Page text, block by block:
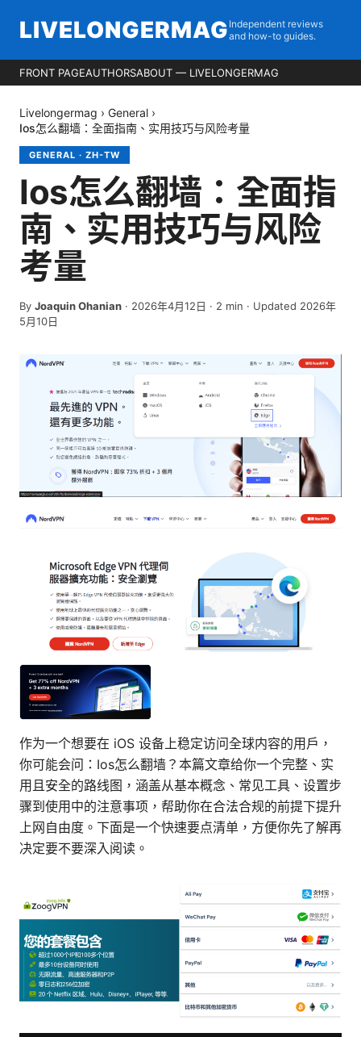
LIVELONGERMAG Independent reviews
and how-to guides.
FRONT PAGEAUTHORSABOUT — LIVELONGERMAG
Livelongermag › General ›
Ios怎么翻墙：全面指南、实用技巧与风险考量
GENERAL · ZH-TW
Ios怎么翻墙：全面指
南、实用技巧与风险
考量
By Joaquin Ohanian · 2026年4月12日 · 2 min · Updated 2026年
5月10日
作为一个想要在 iOS 设备上稳定访问全球内容的用户，
你可能会问：Ios怎么翻墙？本篇文章给你一个完整、实
用且安全的路线图，涵盖从基本概念、常见工具、设置步
骤到使用中的注意事项，帮助你在合法合规的前提下提升
上网自由度。下面是一个快速要点清单，方便你先了解再
决定要不要深入阅读。